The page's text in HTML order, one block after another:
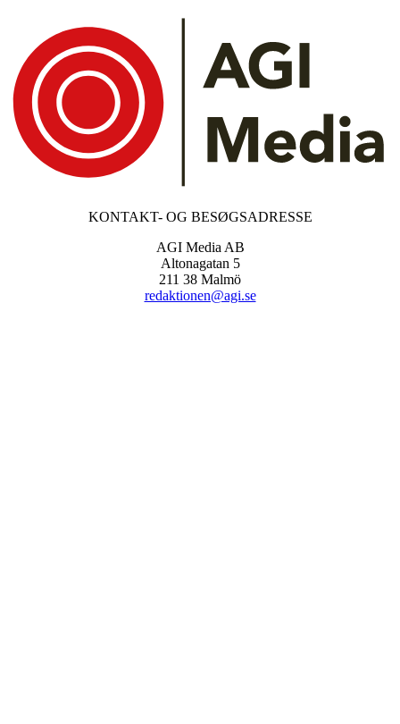
KONTAKT- OG BESØGSADRESSE
AGI Media AB
Altonagatan 5
211 38 Malmö
redaktionen@agi.se